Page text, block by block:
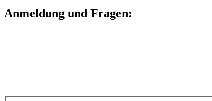
Anmeldung und Fragen: